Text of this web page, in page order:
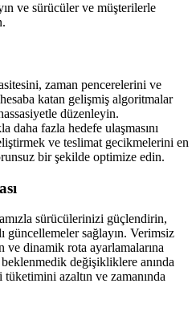
ve sürücüler ve müşterilerle
zaman pencerelerini ve
katan gelişmiş algoritmalar
düzenleyin.
daha fazla hedefe ulaşmasını
ve teslimat gecikmelerini en
bir şekilde optimize edin.
sürücülerinizi güçlendirin,
güncellemeler sağlayın. Verimsiz
ve dinamik rota ayarlamalarına
değişikliklere anında
azaltın ve zamanında